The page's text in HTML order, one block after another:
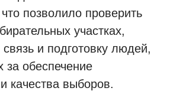
позволило проверить
участках,
связь и подготовку людей,
за обеспечение
качества выборов.